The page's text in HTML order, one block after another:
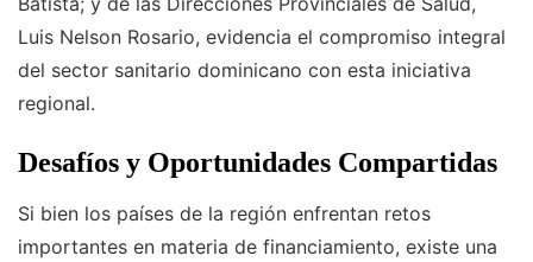
Luis Nelson Rosario, evidencia el compromiso integral
del sector sanitario dominicano con esta iniciativa
regional.
Desafíos y Oportunidades Compartidas
Si bien los países de la región enfrentan retos
importantes en materia de financiamiento, existe una